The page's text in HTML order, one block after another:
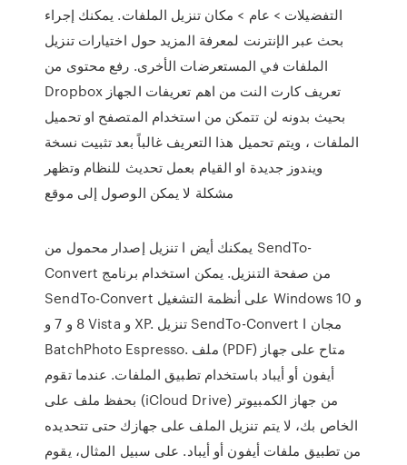
التفضيلات > عام > مكان تنزيل الملفات. يمكنك إجراء
بحث عبر الإنترنت لمعرفة المزيد حول اختيارات تنزيل
الملفات في المستعرضات الأخرى. رفع محتوى من
Dropbox تعريف كارت النت من اهم تعريفات الجهاز
بحيث بدونه لن تتمكن من استخدام المتصفح او تحميل
الملفات ، ويتم تحميل هذا التعريف غالباً بعد تثبيت نسخة
ويندوز جديدة او القيام بعمل تحديث للنظام وتظهر
مشكلة لا يمكن الوصول إلى موقع
يمكنك أيض ا تنزيل إصدار محمول من SendTo-
Convert من صفحة التنزيل. يمكن استخدام برنامج
SendTo-Convert على أنظمة التشغيل Windows 10 و
8 و 7 و Vista و XP. تنزيل SendTo-Convert مجان ا
BatchPhoto Espresso. ملف (PDF) متاح على جهاز
أيفون أو أيباد باستخدام تطبيق الملفات. عندما تقوم
بحفظ ملف على (iCloud Drive) من جهاز الكمبيوتر
الخاص بك، لا يتم تنزيل الملف على جهازك حتى تتحديده
من تطبيق ملفات أيفون أو أيباد. على سبيل المثال، يقوم